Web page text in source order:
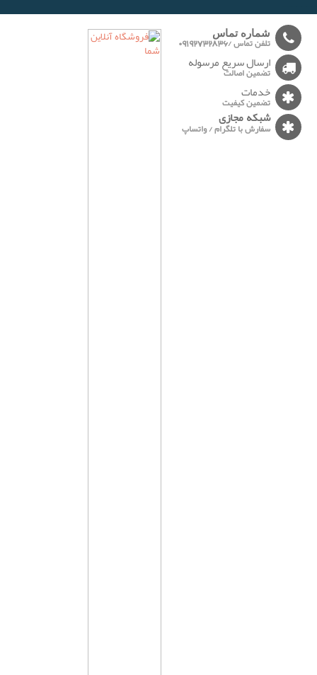
شماره تماس
تلفن تماس /09192732836
ارسال سریع مرسوله
تضمین اصالت
خدمات
تضمین کیفیت
شبکه مجازی
سفارش با تلگرام / واتساپ